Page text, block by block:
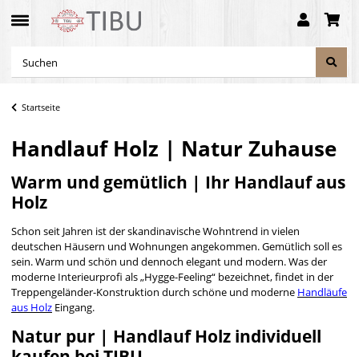
Startseite
Handlauf Holz | Natur Zuhause
Warm und gemütlich | Ihr Handlauf aus
Holz
Schon seit Jahren ist der skandinavische Wohntrend in vielen
deutschen Häusern und Wohnungen angekommen. Gemütlich soll es
sein. Warm und schön und dennoch elegant und modern. Was der
moderne Interieurprofi als „Hygge-Feeling“ bezeichnet, findet in der
Treppengeländer-Konstruktion durch schöne und moderne Handläufe
aus Holz Eingang.
Natur pur | Handlauf Holz individuell